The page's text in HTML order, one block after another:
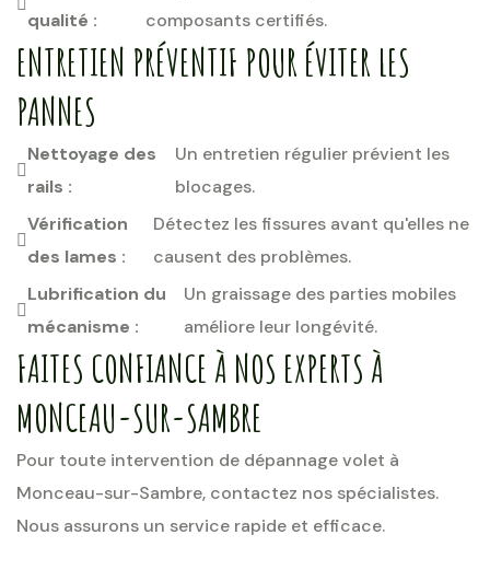
qualité :
composants certifiés.
ENTRETIEN PRÉVENTIF POUR ÉVITER LES
PANNES
Nettoyage des
rails :
Un entretien régulier prévient les
blocages.
Vérification
des lames :
Détectez les fissures avant qu'elles ne
causent des problèmes.
Lubrification du
mécanisme :
Un graissage des parties mobiles
améliore leur longévité.
FAITES CONFIANCE À NOS EXPERTS À
MONCEAU-SUR-SAMBRE
Pour toute intervention de dépannage volet à
Monceau-sur-Sambre, contactez nos spécialistes.
Nous assurons un service rapide et efficace.